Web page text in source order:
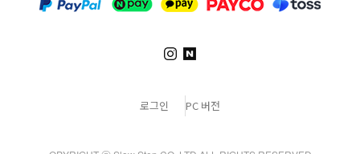
로그인 PC 버전